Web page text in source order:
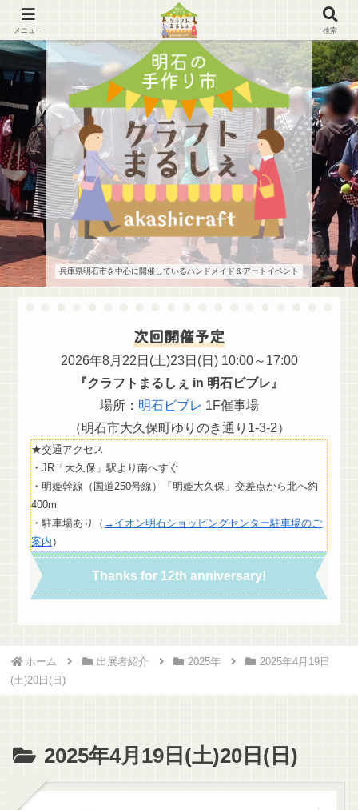
兵庫県明石市を中心に開催しているハンドメイド＆アートイベント
次回開催予定
2026年8月22日(土)23日(日) 10:00～17:00
『クラフトまるしぇ in 明石ビブレ』
場所： 明石ビブレ 1F催事場
（明石市大久保町ゆりのき通り1-3-2）
★交通アクセス
・JR「大久保」駅より南へすぐ
・明姫幹線（国道250号線）「明姫大久保」交差点から北へ約
400m
・駐車場あり（ →イオン明石ショッピングセンター駐車場のご
案内 ）
Thanks for 12th anniversary!
ホーム 出展者紹介 2025年
2025年4月19日
(土)20日(日)
2025年4月19日(土)20日(日)
メニュー 検索